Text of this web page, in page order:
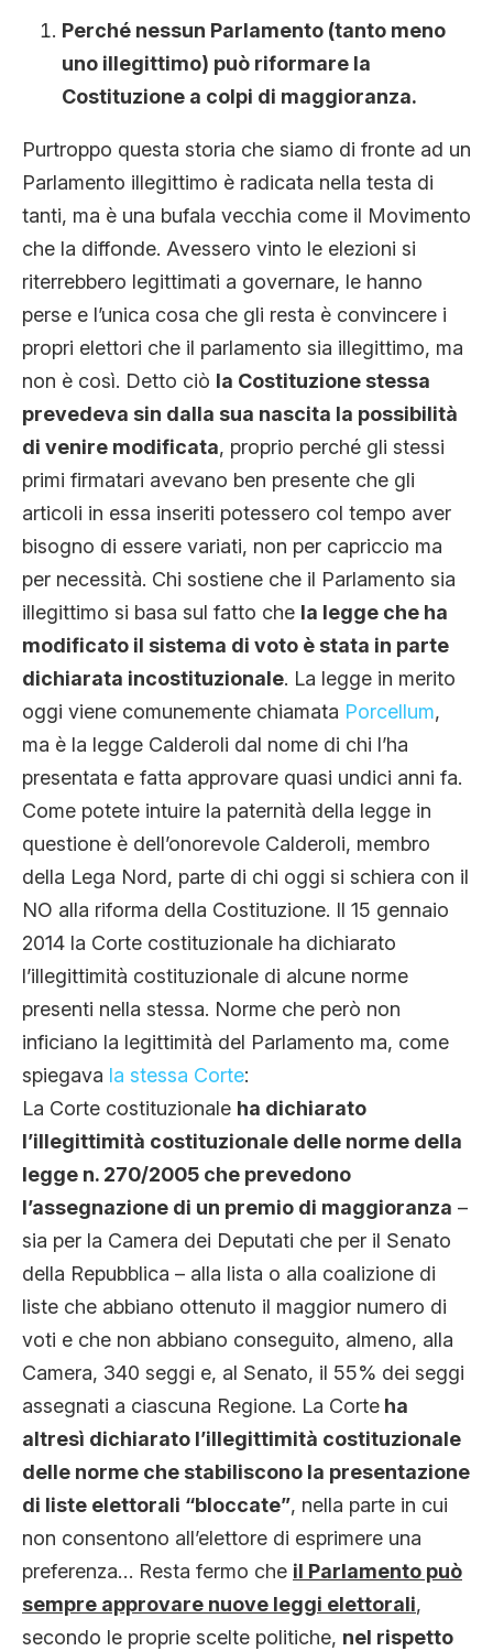
Perché nessun Parlamento (tanto meno
uno illegittimo) può riformare la
Costituzione a colpi di maggioranza.
Purtroppo questa storia che siamo di fronte ad un
Parlamento illegittimo è radicata nella testa di
tanti, ma è una bufala vecchia come il Movimento
che la diffonde. Avessero vinto le elezioni si
riterrebbero legittimati a governare, le hanno
perse e l’unica cosa che gli resta è convincere i
propri elettori che il parlamento sia illegittimo, ma
non è così. Detto ciò la Costituzione stessa
prevedeva sin dalla sua nascita la possibilità
di venire modificata, proprio perché gli stessi
primi firmatari avevano ben presente che gli
articoli in essa inseriti potessero col tempo aver
bisogno di essere variati, non per capriccio ma
per necessità. Chi sostiene che il Parlamento sia
illegittimo si basa sul fatto che la legge che ha
modificato il sistema di voto è stata in parte
dichiarata incostituzionale. La legge in merito
oggi viene comunemente chiamata Porcellum,
ma è la legge Calderoli dal nome di chi l’ha
presentata e fatta approvare quasi undici anni fa.
Come potete intuire la paternità della legge in
questione è dell’onorevole Calderoli, membro
della Lega Nord, parte di chi oggi si schiera con il
NO alla riforma della Costituzione. Il 15 gennaio
2014 la Corte costituzionale ha dichiarato
l’illegittimità costituzionale di alcune norme
presenti nella stessa. Norme che però non
inficiano la legittimità del Parlamento ma, come
spiegava la stessa Corte:
La Corte costituzionale ha dichiarato
l’illegittimità costituzionale delle norme della
legge n. 270/2005 che prevedono
l’assegnazione di un premio di maggioranza –
sia per la Camera dei Deputati che per il Senato
della Repubblica – alla lista o alla coalizione di
liste che abbiano ottenuto il maggior numero di
voti e che non abbiano conseguito, almeno, alla
Camera, 340 seggi e, al Senato, il 55% dei seggi
assegnati a ciascuna Regione. La Corte ha
altresì dichiarato l’illegittimità costituzionale
delle norme che stabiliscono la presentazione
di liste elettorali “bloccate”, nella parte in cui
non consentono all’elettore di esprimere una
preferenza… Resta fermo che il Parlamento può
sempre approvare nuove leggi elettorali,
secondo le proprie scelte politiche, nel rispetto